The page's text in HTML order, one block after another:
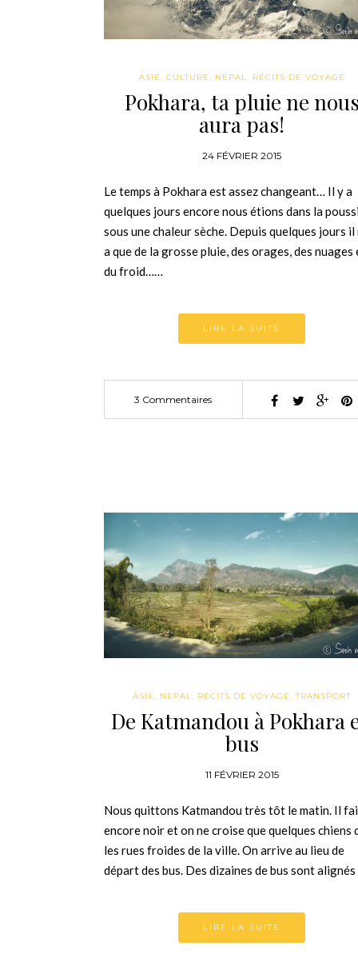
ASIE, CULTURE, NEPAL, RÉCITS DE VOYAGE
Pokhara, ta pluie ne
aura pas!
24 FÉVRIER 2015
Le temps à Pokhara est assez changeant… Il y a
quelques jours encore nous étions dans la
sous une chaleur sèche. Depuis quelques jours il
a que de la grosse pluie, des orages, des nuages
du froid……
LIRE LA SUITE
3 Commentaires
ASIE, NEPAL, RÉCITS DE VOYAGE,TRANSPORT
De Katmandou à Pokhara
bus
11 FÉVRIER 2015
Nous quittons Katmandou très tôt le matin. Il
encore noir et on ne croise que quelques chiens
les rues froides de la ville. On arrive au lieu de
départ des bus. Des dizaines de bus sont
LIRE LA SUITE